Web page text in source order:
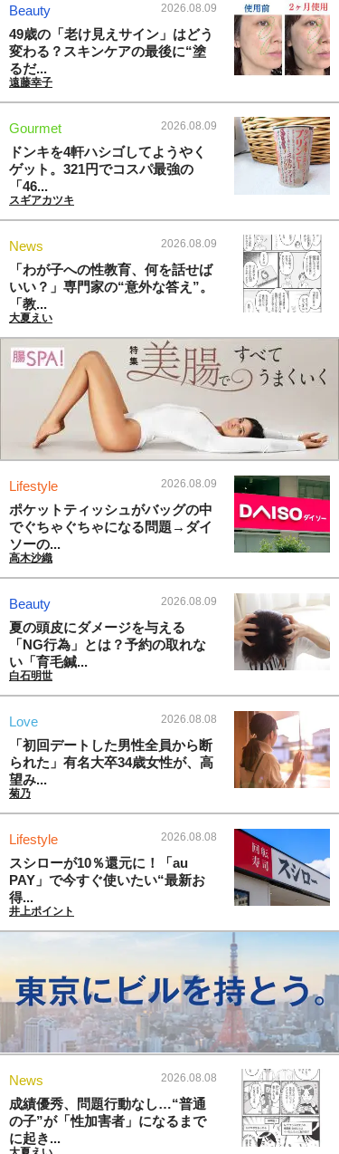
Beauty 2026.08.09
49歳の「老け見えサイン」はどう
変わる？スキンケアの最後に“塗
るだ...
遠藤幸子
Gourmet 2026.08.09
ドンキを4軒ハシゴしてようやく
ゲット。321円でコスパ最強の
「46...
スギアカツキ
News 2026.08.09
「わが子への性教育、何を話せば
いい？」専門家の“意外な答え”。
「教...
大夏えい
Lifestyle 2026.08.09
ポケットティッシュがバッグの中
でぐちゃぐちゃになる問題→ダイ
ソーの...
高木沙織
Beauty 2026.08.09
夏の頭皮にダメージを与える
「NG行為」とは？予約の取れな
い「育毛鍼...
白石明世
Love 2026.08.08
「初回デートした男性全員から断
られた」有名大卒34歳女性が、高
望み...
菊乃
Lifestyle 2026.08.08
スシローが10％還元に！「au
PAY」で今すぐ使いたい“最新お
得...
井上ポイント
News 2026.08.08
成績優秀、問題行動なし…“普通
の子”が「性加害者」になるまで
に起き...